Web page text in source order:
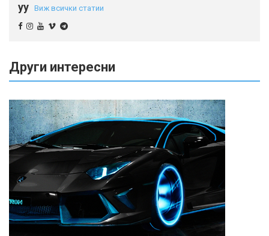
yy Виж всички статии
Други интересни